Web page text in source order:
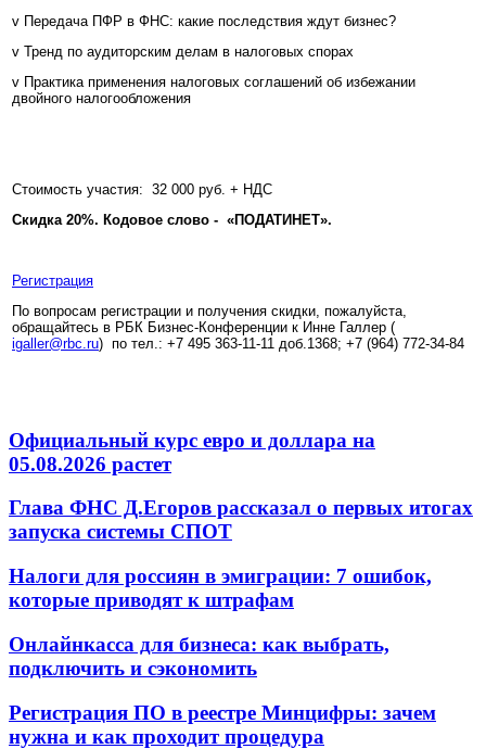
v Передача ПФР в ФНС: какие последствия ждут бизнес?
v Тренд по аудиторским делам в налоговых спорах
v Практика применения налоговых соглашений об избежании
двойного налогообложения
Стоимость участия: 32 000 руб. + НДС
Скидка 20%. Кодовое слово - «ПОДАТИНЕТ».
Регистрация
По вопросам регистрации и получения скидки, пожалуйста,
обращайтесь в РБК Бизнес-Конференции к Инне Галлер (
igaller@rbc.ru) по тел.: +7 495 363-11-11 доб.1368; +7 (964) 772-34-84
Официальный курс евро и доллара на
05.08.2026 растет
Глава ФНС Д.Егоров рассказал о первых итогах
запуска системы СПОТ
Налоги для россиян в эмиграции: 7 ошибок,
которые приводят к штрафам
Онлайнкасса для бизнеса: как выбрать,
подключить и сэкономить
Регистрация ПО в реестре Минцифры: зачем
нужна и как проходит процедура